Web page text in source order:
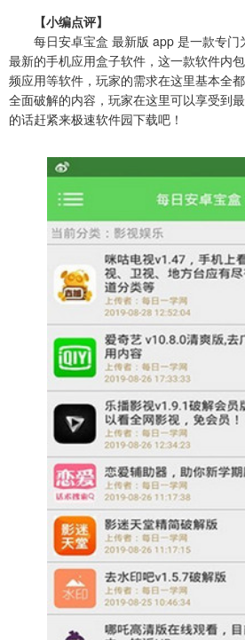
【小编点评】
每日安卓宝盒 最新版 app 是一款专门
最新的手机应用盒子软件，这一款软件内
频应用等软件，玩家的需求在这里基本全
全面破解的内容，玩家在这里可以享受到
的话赶紧来极速软件园下载吧！